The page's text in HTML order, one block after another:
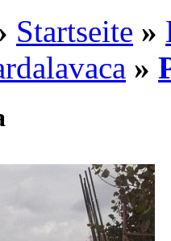
Startseite »
»